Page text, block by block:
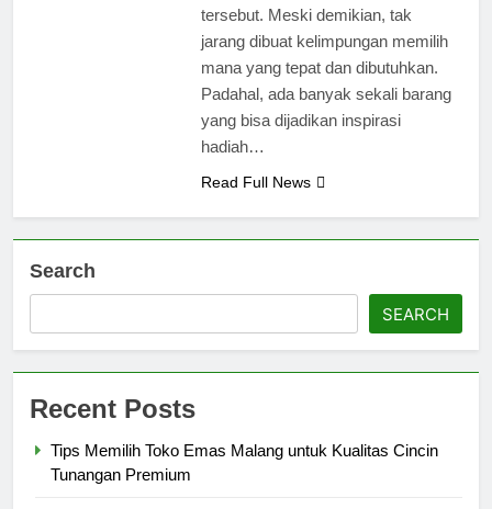
tersebut. Meski demikian, tak
jarang dibuat kelimpungan memilih
mana yang tepat dan dibutuhkan.
Padahal, ada banyak sekali barang
yang bisa dijadikan inspirasi
hadiah…
Read Full News
Search
SEARCH
Recent Posts
Tips Memilih Toko Emas Malang untuk Kualitas Cincin
Tunangan Premium